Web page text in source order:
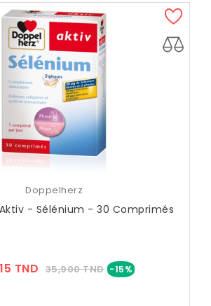
Doppelherz
- Sélénium - 30 Comprimés
TND Prix
35,900 TND -15%Prix